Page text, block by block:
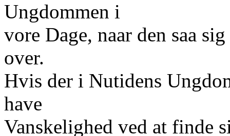
Ungdommen i
vore Dage, naar den saa
over.
Hvis der i Nutidens
have
Vanskelighed ved at finde